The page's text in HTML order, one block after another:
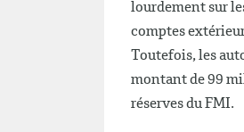
lourdement sur
comptes
Toutefois, les
montant de 99
réserves du FMI.